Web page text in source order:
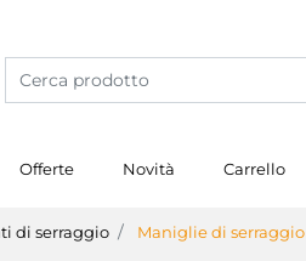
Offerte Novità Carrello
di serraggio Maniglie di serraggio